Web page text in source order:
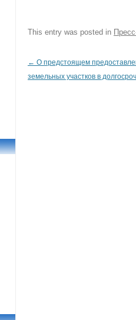
This entry was posted in
Post navigation
← О предстоящем
земельных участков в